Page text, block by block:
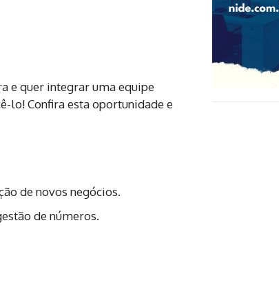
e quer integrar uma equipe
lo! Confira esta oportunidade e
de novos negócios.
de números.